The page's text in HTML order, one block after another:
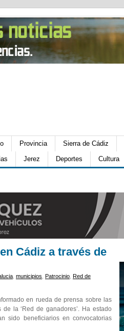
Provincia Sierra de Cádiz
Jerez Deportes Cultura
Cádiz a través de
municipios Patrocinio Red de
en rueda de prensa sobre las
la ‘Red de ganadores’. Ha estado
sido beneficiarios en convocatorias